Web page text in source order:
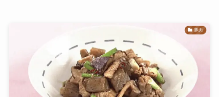
豚肉